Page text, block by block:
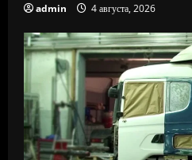
admin 4 августа, 2026